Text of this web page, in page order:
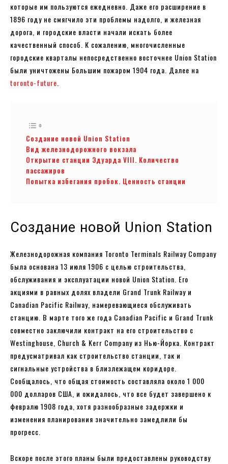
которые им пользуются ежедневно. Даже его расширение в
1896 году не смягчило эти проблемы надолго, и железная
дорога, и городские власти начали искать более
качественный способ. К сожалению, многочисленные
городские кварталы непосредственно восточнее Union Station
были уничтожены Большим пожаром 1904 года. Далее на
toronto-future
Создание новой Union Station
Вид железнодорожного вокзала
Открытие станции Эдуарда VIII. Количество
пассажиров
Попытка избегания пробок. Ценность станции
Создание новой Union Station
Железнодорожная компания Toronto Terminals Railway Company
была основана 13 июля 1906 с целью строительства,
обслуживания и эксплуатации новой Union Station. Его
акциями в равных долях владели Grand Trunk Railway и
Canadian Pacific Railway, намеревающиеся обслуживать
станцию. В марте того же года Canadian Pacific и Grand Trunk
совместно заключили контракт на его строительство с
Westinghouse, Church & Kerr Company из Нью-Йорка. Контракт
предусматривал как строительство станции, так и
сигнальные устройства в близлежащем коридоре.
Сообщалось, что общая стоимость составляла около 1 000
000 долларов США, и ожидалось, что все будет завершено к
февралю 1908 года, хотя разнообразные задержки и
изменения планирования значительно замедлили бы
прогресс.
Вскоре после этого планы были предоставлены руководству